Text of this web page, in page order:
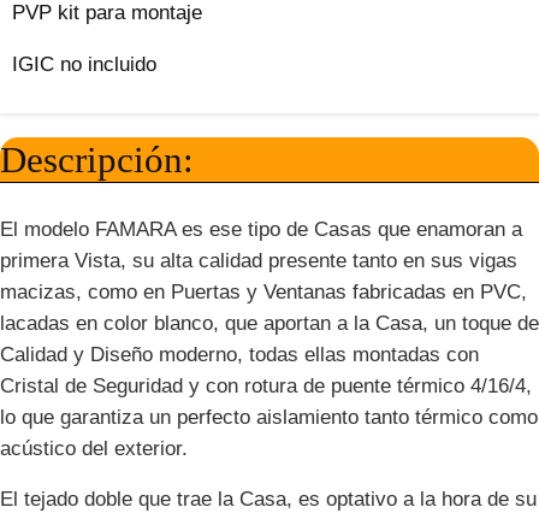
Descripción:
El modelo FAMARA es ese tipo de Casas que enamoran a
primera Vista, su alta calidad presente tanto en sus vigas
macizas, como en Puertas y Ventanas fabricadas en PVC,
lacadas en color blanco, que aportan a la Casa, un toque de
Calidad y Diseño moderno, todas ellas montadas con
Cristal de Seguridad y con rotura de puente térmico 4/16/4,
lo que garantiza un perfecto aislamiento tanto térmico como
acústico del exterior.
El tejado doble que trae la Casa, es optativo a la hora de su
PVP kit para montaje
IGIC no incluido